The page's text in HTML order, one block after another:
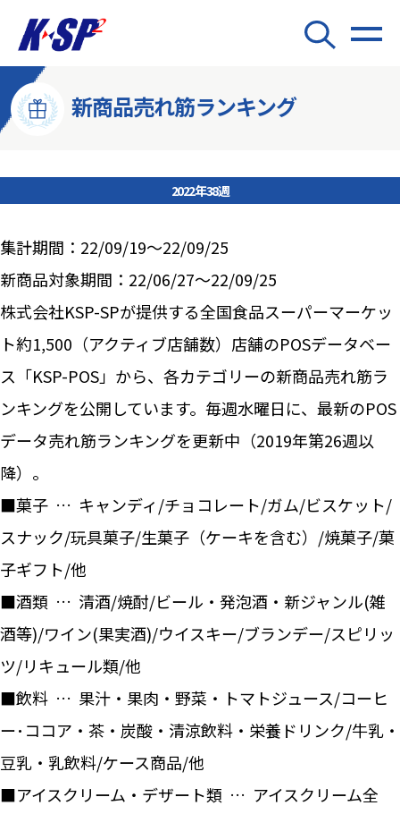
新商品売れ筋ランキング
2022年38週
集計期間：22/09/19～22/09/25
新商品対象期間：22/06/27～22/09/25
株式会社KSP-SPが提供する全国食品スーパーマーケッ
ト約1,500（アクティブ店舗数）店舗のPOSデータベー
ス「KSP-POS」から、各カテゴリーの新商品売れ筋ラ
ンキングを公開しています。毎週水曜日に、最新のPOS
データ売れ筋ランキングを更新中（2019年第26週以
降）。
■菓子 … キャンディ/チョコレート/ガム/ビスケット/
スナック/玩具菓子/生菓子（ケーキを含む）/焼菓子/菓
子ギフト/他
■酒類 … 清酒/焼酎/ビール・発泡酒・新ジャンル(雑
酒等)/ワイン(果実酒)/ウイスキー/ブランデー/スピリッ
ツ/リキュール類/他
■飲料 … 果汁・果肉・野菜・トマトジュース/コーヒ
ー･ココア・茶・炭酸・清涼飲料・栄養ドリンク/牛乳・
豆乳・乳飲料/ケース商品/他
■アイスクリーム・デザート類 … アイスクリーム全